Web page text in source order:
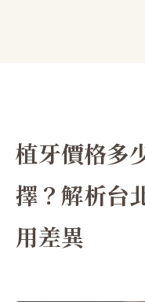
植牙價格多
擇？解析台
用差異